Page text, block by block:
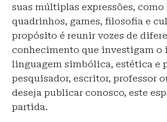
suas múltiplas expressões,
quadrinhos, games, filosofia e
propósito é reunir vozes de
conhecimento que investigam o
linguagem simbólica, estética e
pesquisador, escritor, professor
deseja publicar conosco, este
partida.